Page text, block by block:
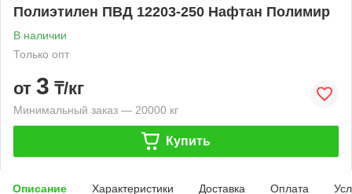
Полиэтилен ПВД 12203-250 Нафтан Полимир
В наличии
Только опт
от 3 ₸/кг
Минимальный заказ — 20000 кг
Купить
Описание Характеристики Доставка Оплата